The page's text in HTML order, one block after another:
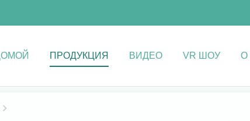
ПРОДУКЦИЯ ВИДЕО VR ШОУ О